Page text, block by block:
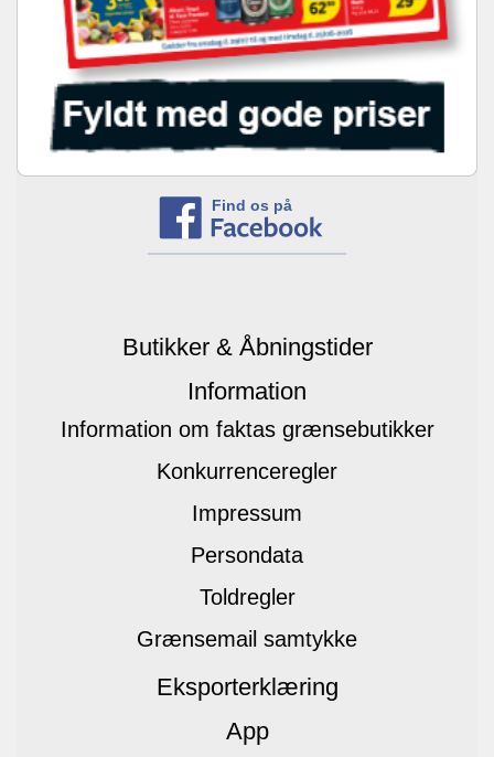
Find os på
Butikker & Åbningstider
Information
Information om faktas grænsebutikker
Konkurrenceregler
Impressum
Persondata
Toldregler
Grænsemail samtykke
Eksporterklæring
App